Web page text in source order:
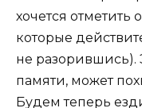
хочется
которые
не разорившись).
памяти, может
Будем теперь